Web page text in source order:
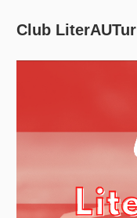
Club LiterAUTur